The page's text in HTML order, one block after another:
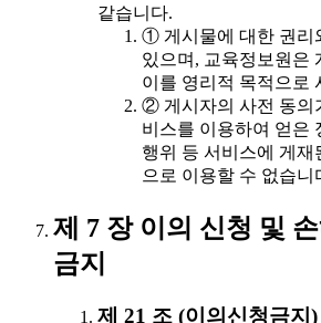
같습니다.
① 게시물에 대한 권리
있으며, 교육정보원은
이를 영리적 목적으로
② 게시자의 사전 동의
비스를 이용하여 얻은
행위 등 서비스에 게재
으로 이용할 수 없습니
제 7 장 이의 신청 및
금지
제 21 조 (이의신청금지)